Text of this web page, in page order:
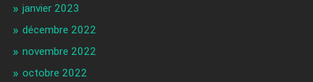
janvier 2023
décembre 2022
novembre 2022
octobre 2022